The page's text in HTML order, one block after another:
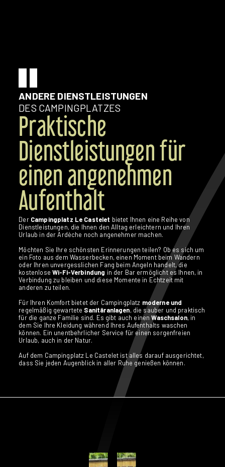
ANDERE DIENSTLEISTUNGEN
DES CAMPINGPLATZES
Praktische
Dienstleistungen für
einen angenehmen
Aufenthalt
Der Campingplatz Le Castelet bietet Ihnen eine Reihe von
Dienstleistungen, die Ihnen den Alltag erleichtern und Ihren
Urlaub in der Ardèche noch angenehmer machen.
Möchten Sie Ihre schönsten Erinnerungen teilen? Ob es sich um
ein Foto aus dem Wasserbecken, einen Moment beim Wandern
oder Ihren unvergesslichen Fang beim Angeln handelt, die
kostenlose Wi-Fi-Verbindung in der Bar ermöglicht es Ihnen, in
Verbindung zu bleiben und diese Momente in Echtzeit mit
anderen zu teilen.
Für Ihren Komfort bietet der Campingplatz moderne und
regelmäßig gewartete Sanitäranlagen, die sauber und praktisch
für die ganze Familie sind. Es gibt auch einenWaschsalon, in
dem Sie Ihre Kleidung während Ihres Aufenthalts waschen
können. Ein unentbehrlicher Service für einen sorgenfreien
Urlaub, auch in der Natur.
Auf dem Campingplatz Le Castelet ist alles darauf ausgerichtet,
dass Sie jeden Augenblick in aller Ruhe genießen können.